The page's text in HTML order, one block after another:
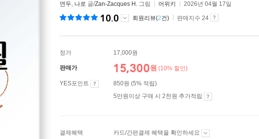
연두, 나로 글/Zan-Zacques H. 그림 어위키 2026년 04월 17일
10.0 회원리뷰(2건) 판매지수 24
정가 17,000원
판매가 15,300원 (10% 할인)
YES포인트
850원 (5% 적립)
5만원이상 구매 시 2천원 추가적립
결제혜택 카드/간편결제 혜택을 확인하세요